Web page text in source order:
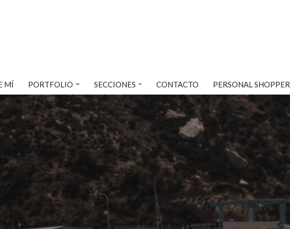
MÍ PORTFOLIO SECCIONES CONTACTO PERSONAL SHOPPER